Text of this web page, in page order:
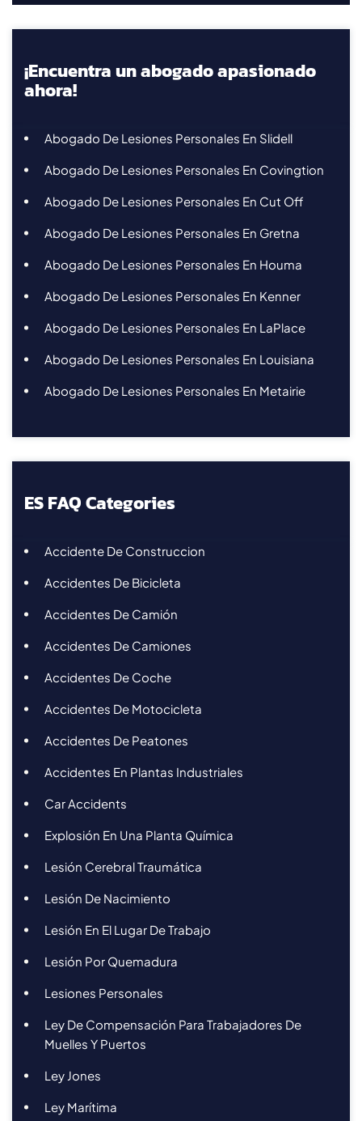
¡Encuentra un abogado apasionado
ahora!
Abogado De Lesiones Personales En Slidell
Abogado De Lesiones Personales En Covingtion
Abogado De Lesiones Personales En Cut Off
Abogado De Lesiones Personales En Gretna
Abogado De Lesiones Personales En Houma
Abogado De Lesiones Personales En Kenner
Abogado De Lesiones Personales En LaPlace
Abogado De Lesiones Personales En Louisiana
Abogado De Lesiones Personales En Metairie
ES FAQ Categories
Accidente De Construccion
Accidentes De Bicicleta
Accidentes De Camión
Accidentes De Camiones
Accidentes De Coche
Accidentes De Motocicleta
Accidentes De Peatones
Accidentes En Plantas Industriales
Car Accidents
Explosión En Una Planta Química
Lesión Cerebral Traumática
Lesión De Nacimiento
Lesión En El Lugar De Trabajo
Lesión Por Quemadura
Lesiones Personales
Ley De Compensación Para Trabajadores De
Muelles Y Puertos
Ley Jones
Ley Marítima